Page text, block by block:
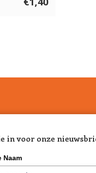
in voor onze
Naam